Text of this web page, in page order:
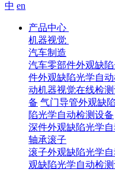
中 en
产品中心
机器视觉
汽车制造
汽车零部件外观缺
件外观缺陷光学自
动机器视觉在线检
备 气门导管外观缺
陷光学自动检测设备
深件外观缺陷光学
轴承滚子
滚子外观缺陷光学自
观缺陷光学自动检测